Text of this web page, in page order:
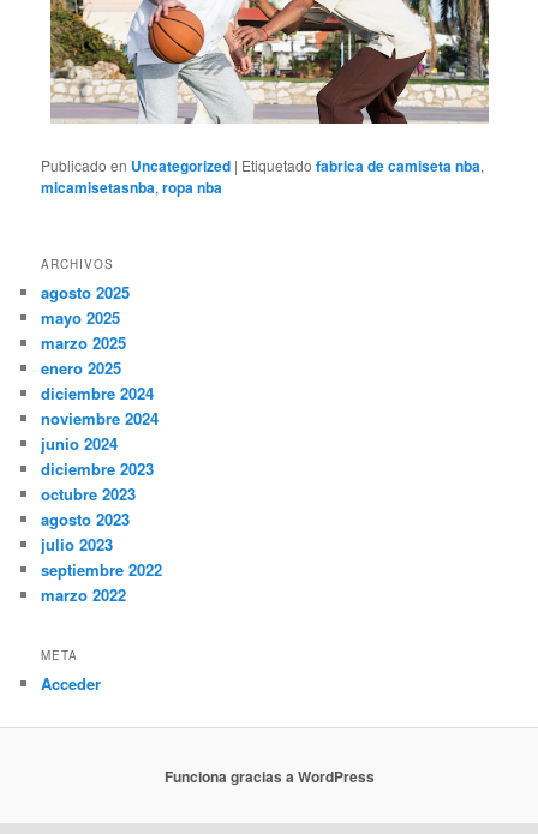
Publicado en Uncategorized | Etiquetado fabrica de camiseta nba,
micamisetasnba,ropa nba
ARCHIVOS
agosto 2025
mayo 2025
marzo 2025
enero 2025
diciembre 2024
noviembre 2024
junio 2024
diciembre 2023
octubre 2023
agosto 2023
julio 2023
septiembre 2022
marzo 2022
META
Acceder
Funciona gracias a WordPress